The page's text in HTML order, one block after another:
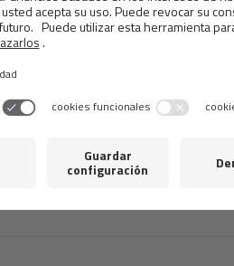
vitamina A (3a672a) 20.000 UI,
mg, taurina (3a370) 2.150 mg,
(3b106) 50 mg, cobre (3b406) 10
mg. Omega-3: 0,37%, Omega-6:
Metabolizable energy:
3,720 kcal/kg